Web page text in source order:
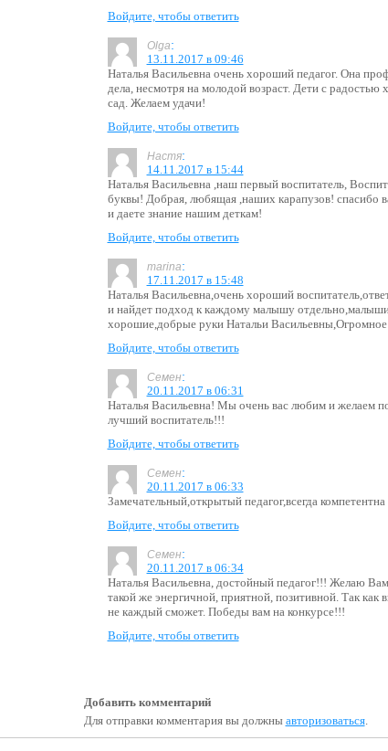
Войдите, чтобы ответить
Olga:
13.11.2017 в 09:46
Наталья Васильевна очень хороший педагог. Она
дела, несмотря на молодой возраст. Дети с радостью
сад. Желаем удачи!
Войдите, чтобы ответить
Настя:
14.11.2017 в 15:44
Наталья Васильевна ,наш первый воспитатель,
буквы! Добрая, любящая ,наших карапузов! спасибо
и даете знание нашим деткам!
Войдите, чтобы ответить
marina:
17.11.2017 в 15:48
Наталья Васильевна,очень хороший
и найдет подход к каждому малышу
хорошие,добрые руки Натальи
Войдите, чтобы ответить
Семен:
20.11.2017 в 06:31
Наталья Васильевна! Мы очень вас любим и желаем
лучший воспитатель!!!
Войдите, чтобы ответить
Семен:
20.11.2017 в 06:33
Замечательный,открытый педагог,всегда
Войдите, чтобы ответить
Семен:
20.11.2017 в 06:34
Наталья Васильевна, достойный педагог!!! Желаю Вам
такой же энергичной, приятной, позитивной. Так как
не каждый сможет. Победы вам на конкурсе!!!
Войдите, чтобы ответить
Добавить комментарий
Для отправки комментария вы должны авторизоваться.